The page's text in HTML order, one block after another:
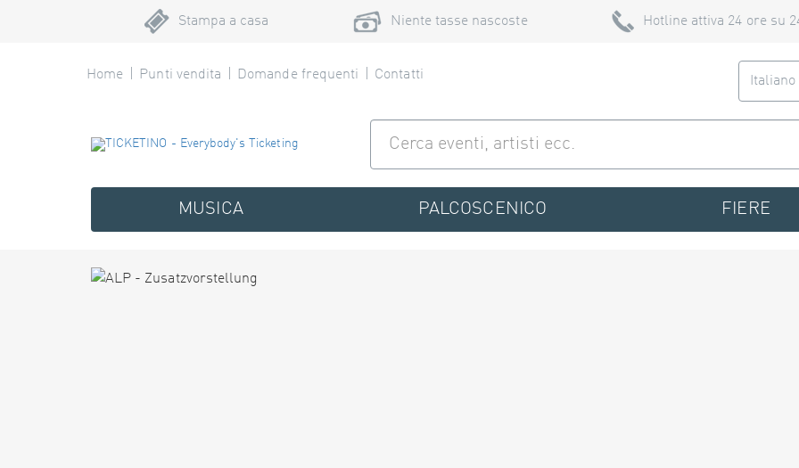
Stampa a casa Niente tasse nascoste Hotline attiva 24 ore su
Home Punti vendita Domande frequenti Contatti Italiano
MUSICA PALCOSCENICO FIERE